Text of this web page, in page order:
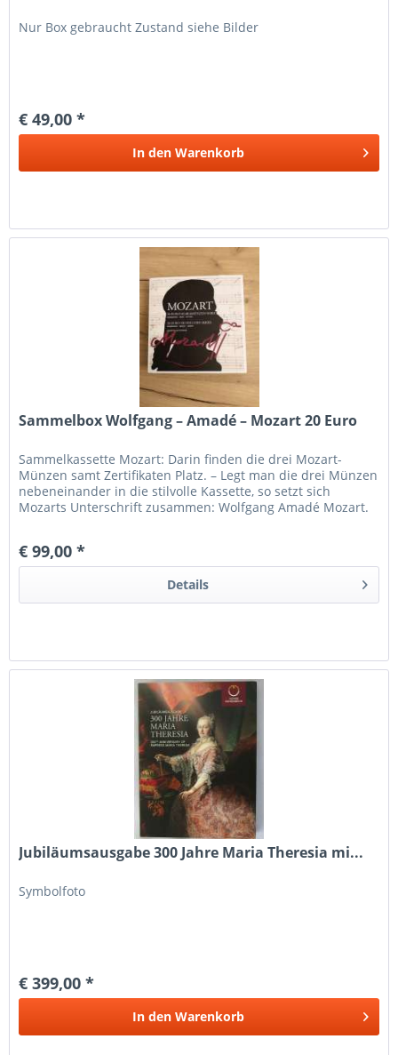
Nur Box gebraucht Zustand siehe Bilder
€ 49,00 *
In den Warenkorb
Sammelbox Wolfgang – Amadé – Mozart 20 Euro
Sammelkassette Mozart: Darin finden die drei Mozart-
Münzen samt Zertifikaten Platz. – Legt man die drei Münzen
nebeneinander in die stilvolle Kassette, so setzt sich
Mozarts Unterschrift zusammen: Wolfgang Amadé Mozart.
€ 99,00 *
Details
Jubiläumsausgabe 300 Jahre Maria Theresia mi...
Symbolfoto
€ 399,00 *
In den Warenkorb